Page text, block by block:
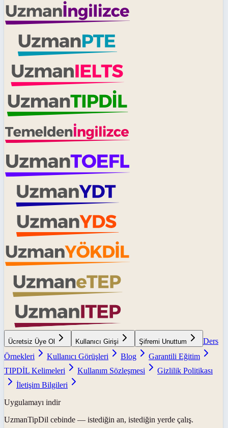
Ücretsiz Üye Ol Kullanıcı Girişi Şifremi Unuttum
Ders
Örnekleri
Kullanıcı Görüşleri Blog
Garantili Eğitim
TIPDİL Kelimeleri
Kullanım Sözleşmesi
Gizlilik Politikası
İletişim Bilgileri
Uygulamayı indir
UzmanTipDil cebinde — istediğin an, istediğin yerde çalış.